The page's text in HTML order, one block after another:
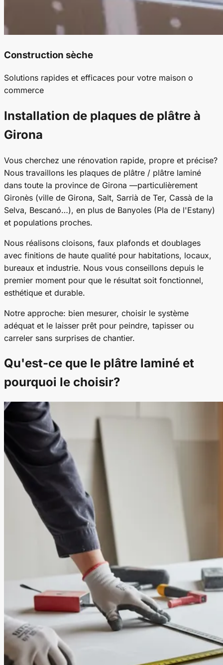
Construction sèche
Solutions rapides et efficaces pour votre maison o
commerce
Installation de plaques de plâtre à
Girona
Vous cherchez une rénovation rapide, propre et précise?
Nous travaillons les plaques de plâtre / plâtre laminé
dans toute la province de Girona —particulièrement
Gironès (ville de Girona, Salt, Sarrià de Ter, Cassà de la
Selva, Bescanó…), en plus de Banyoles (Pla de l'Estany)
et populations proches.
Nous réalisons cloisons, faux plafonds et doublages
avec finitions de haute qualité pour habitations, locaux,
bureaux et industrie. Nous vous conseillons depuis le
premier moment pour que le résultat soit fonctionnel,
esthétique et durable.
Notre approche: bien mesurer, choisir le système
adéquat et le laisser prêt pour peindre, tapisser ou
carreler sans surprises de chantier.
Qu'est-ce que le plâtre laminé et
pourquoi le choisir?